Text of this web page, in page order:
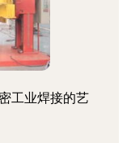
工业焊接的艺